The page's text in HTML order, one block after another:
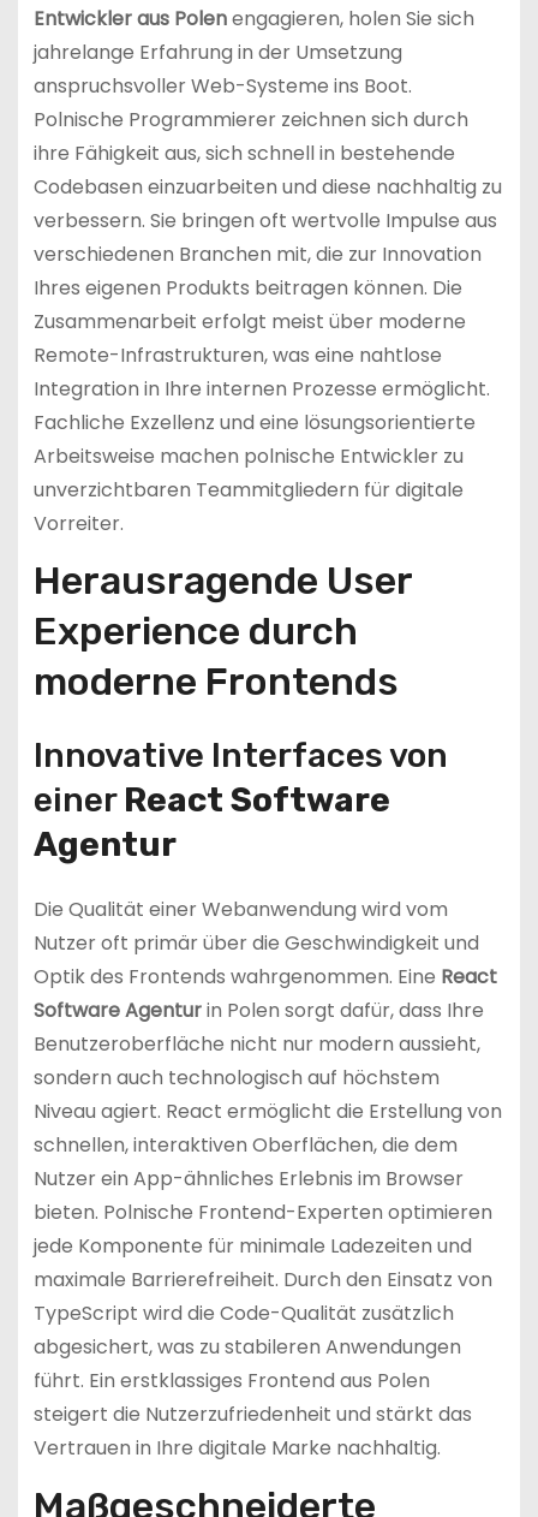
Entwickler aus Polenengagieren, holen Sie sich
jahrelange Erfahrung in der Umsetzung
anspruchsvoller Web-Systeme ins Boot.
Polnische Programmierer zeichnen sich durch
ihre Fähigkeit aus, sich schnell in bestehende
Codebasen einzuarbeiten und diese nachhaltig zu
verbessern. Sie bringen oft wertvolle Impulse aus
verschiedenen Branchen mit, die zur Innovation
Ihres eigenen Produkts beitragen können. Die
Zusammenarbeit erfolgt meist über moderne
Remote-Infrastrukturen, was eine nahtlose
Integration in Ihre internen Prozesse ermöglicht.
Fachliche Exzellenz und eine lösungsorientierte
Arbeitsweise machen polnische Entwickler zu
unverzichtbaren Teammitgliedern für digitale
Vorreiter.
Herausragende User
Experience durch
moderne Frontends
Innovative Interfaces von
einer React Software
Agentur
Die Qualität einer Webanwendung wird vom
Nutzer oft primär über die Geschwindigkeit und
Optik des Frontends wahrgenommen. Eine React
Software Agenturin Polen sorgt dafür, dass Ihre
Benutzeroberfläche nicht nur modern aussieht,
sondern auch technologisch auf höchstem
Niveau agiert. React ermöglicht die Erstellung von
schnellen, interaktiven Oberflächen, die dem
Nutzer ein App-ähnliches Erlebnis im Browser
bieten. Polnische Frontend-Experten optimieren
jede Komponente für minimale Ladezeiten und
maximale Barrierefreiheit. Durch den Einsatz von
TypeScript wird die Code-Qualität zusätzlich
abgesichert, was zu stabileren Anwendungen
führt. Ein erstklassiges Frontend aus Polen
steigert die Nutzerzufriedenheit und stärkt das
Vertrauen in Ihre digitale Marke nachhaltig.
Maßgeschneiderte